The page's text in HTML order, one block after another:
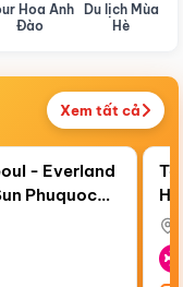
Hoa Anh
Đào
Du lịch Mùa
Hè
Xem tất cả
Điểm nổi bật
- Everland
Phuquoc